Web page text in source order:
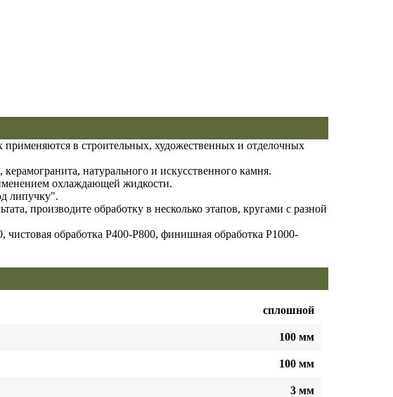
в строительных, художественных и отделочных
натурального и искусственного камня.
охлаждающей жидкости.
липучку".
производите обработку в несколько этапов, кругами с разной
обработка P400-P800, финишная обработка P1000-
сплошной
100 мм
100 мм
3 мм